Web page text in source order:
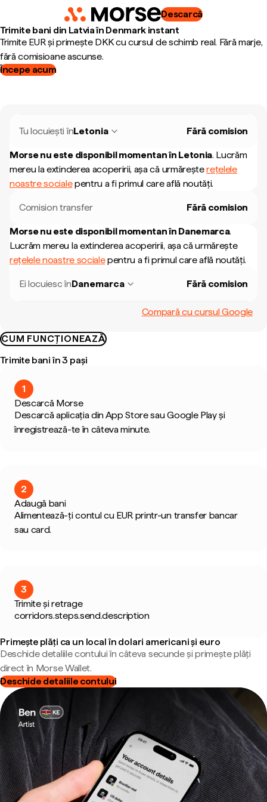
Descarcă
Trimite bani din Latvia în Denmark instant
Trimite EUR și primește DKK cu cursul de schimb real. Fără marje,
fără comisioane ascunse.
Începe acum
Tu locuiești înLetonia Fără comision
Morse nu este disponibil momentan în Letonia. Lucrăm
mereu la extinderea acoperirii, așa că urmăreșterețelele
noastre socialepentru a fi primul care află noutăți.
Comision transfer Fără comision
Morse nu este disponibil momentan în Danemarca.
Lucrăm mereu la extinderea acoperirii, așa că urmărește
rețelele noastre socialepentru a fi primul care află noutăți.
Ei locuiesc înDanemarca Fără comision
Compară cu cursul Google
CUM FUNCȚIONEAZĂ
Trimite bani în 3 pași
1
Descarcă Morse
Descarcă aplicația din App Store sau Google Play și
înregistrează-te în câteva minute.
2
Adaugă bani
Alimentează-ți contul cu EUR printr-un transfer bancar
sau card.
3
Trimite și retrage
corridors.steps.send.description
Primește plăți ca un local în dolari americani și euro
Deschide detaliile contului în câteva secunde și primește plăți
direct în Morse Wallet.
Deschide detaliile contului